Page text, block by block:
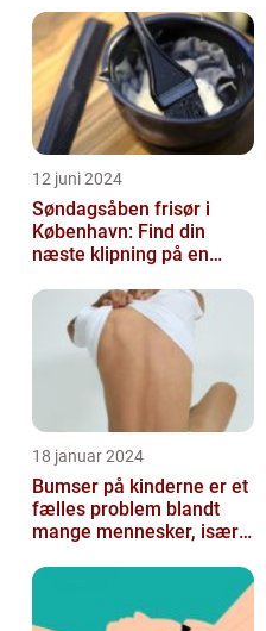
12 juni 2024
Søndagsåben frisør i
København: Find din
næste klipning på en
18 januar 2024
Bumser på kinderne er et
fælles problem blandt
mange mennesker, især
kosmetikfor...